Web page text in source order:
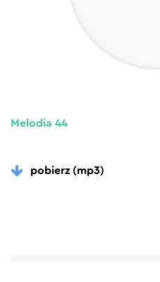
Melodia 44
pobierz (mp3)